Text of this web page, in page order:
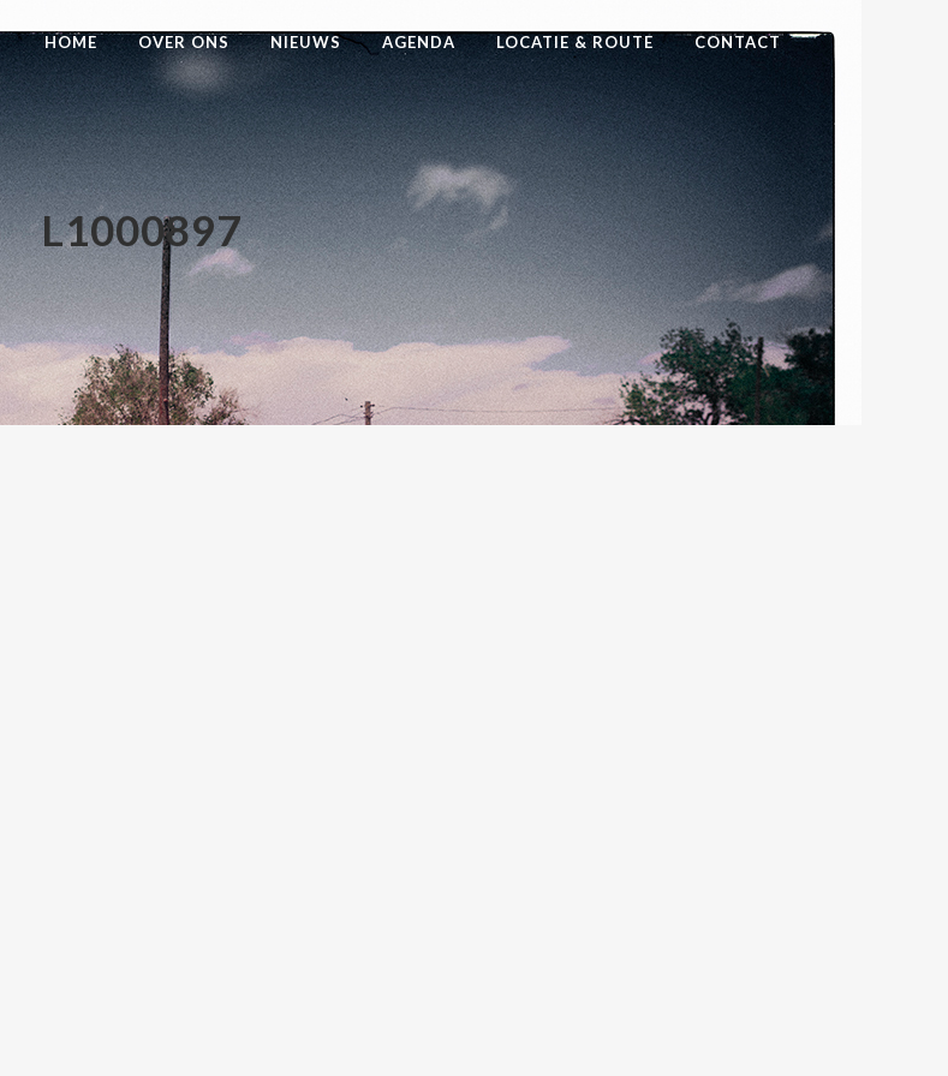
HOME OVER ONS NIEUWS AGENDA LOCATIE & ROUTE CONTACT
L1000897